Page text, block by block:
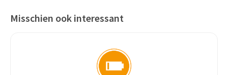
Misschien ook interessant